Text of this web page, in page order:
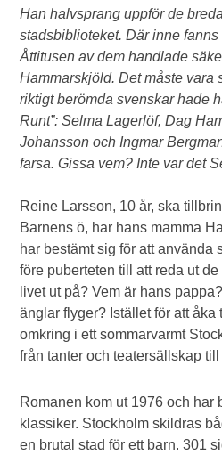
Han halvsprang uppför de
stadsbiblioteket. Där inne
Åttitusen av dem handlade
Hammarskjöld. Det måste vara
riktigt berömda svenskar hade
Runt”: Selma Lagerlöf, Dag
Johansson och Ingmar
farsa. Gissa vem? Inte var det
Reine Larsson, 10 år, ska
Barnens ö, har hans mamma
har bestämt sig för att använda
före puberteten till att reda ut
livet ut på? Vem är hans
änglar flyger? Istället för att
omkring i ett sommarvarmt
från tanter och teatersällskap
Romanen kom ut 1976 och har
klassiker. Stockholm skildras
en brutal stad för ett barn. 301